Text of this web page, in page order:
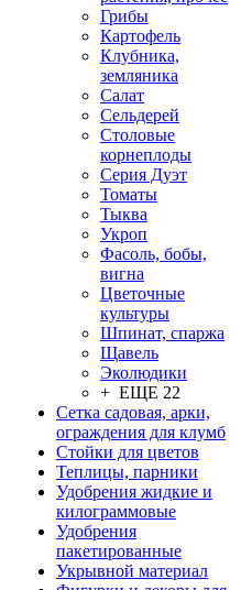
Грибы
Картофель
Клубника,
земляника
Салат
Сельдерей
Столовые
корнеплоды
Серия Дуэт
Томаты
Тыква
Укроп
Фасоль, бобы,
вигна
Цветочные
культуры
Шпинат, спаржа
Щавель
Эколюдики
+ ЕЩЕ 22
Сетка садовая, арки,
ограждения для клумб
Стойки для цветов
Теплицы, парники
Удобрения жидкие и
килограммовые
Удобрения
пакетированные
Укрывной материал